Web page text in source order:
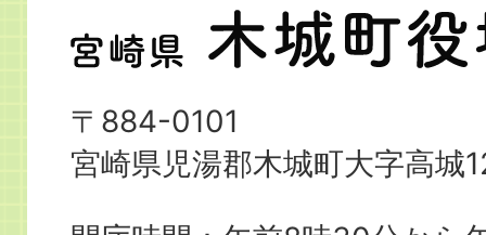
宮
崎
県
木
〒884-0101
宮崎県児湯郡木城町大字高城